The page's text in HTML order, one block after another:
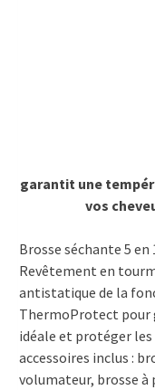
garantit une
vos
Brosse séchante 5 en
Revêtement en
antistatique de la
ThermoProtect pour
idéale et protéger les
accessoires inclus :
volumateur, brosse